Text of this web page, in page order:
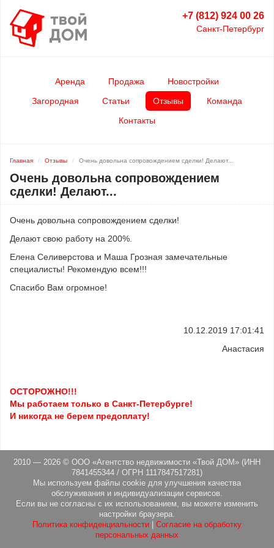
+7 (812) 924 00 26
Санкт-Петербург
Аренда Продажа
Новостройки
Загородная
Статьи Отзывы
Команда
Контакты
Главная Отзывы Очень довольна сопровождением сделки! Делают...
Очень довольна сопровождением
сделки! Делают...
Очень довольна сопровождением сделки!
Делают свою работу на 200%.
Елена Селиверстова и Маша Грозная замечательные
специалисты! Рекомендую всем!!!
Спасибо Вам огромное!
10.12.2019 17:01:41
Анастасия
ОСТОРОЖНО!!!
Мы работаем только в Санкт-Петербурге!
И никогда не берем предоплату!
2010 — 2026 © ООО «Агентство недвижимости «Твой ДОМ» (ИНН
7841455344 / ОГРН 1117847517281)
Мы используем файлы cookie для улучшения качества
обслуживания и индивидуализации сервисов.
Если вы не согласны с их использованием, вы можете изменить
настройки браузера.
Политика конфиденциальности
Согласие на обработку
персональных данных